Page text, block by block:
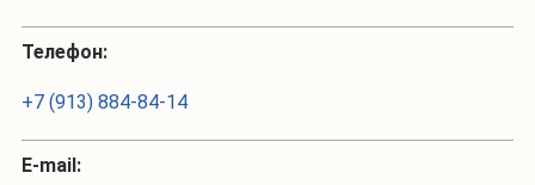
Телефон:
+7 (913) 884-84-14
Е-mail: